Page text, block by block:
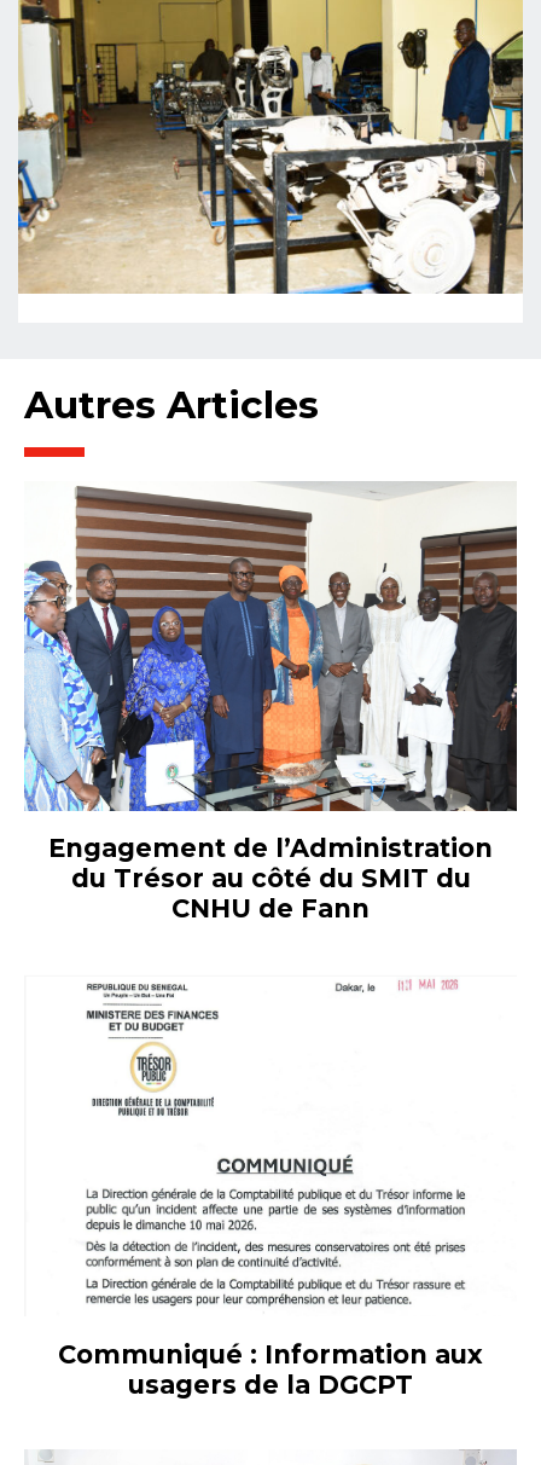
Autres Articles
Engagement de l’Administration
du Trésor au côté du SMIT du
CNHU de Fann
Communiqué : Information aux
usagers de la DGCPT